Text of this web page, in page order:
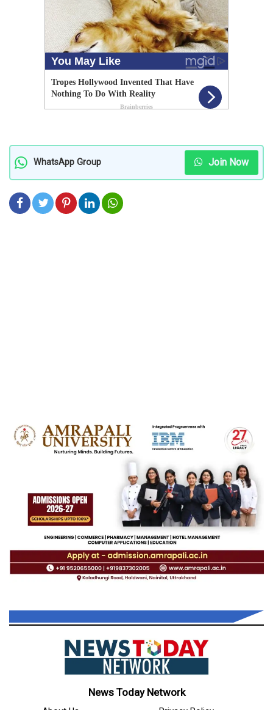
WhatsApp Group Join Now
News Today Network